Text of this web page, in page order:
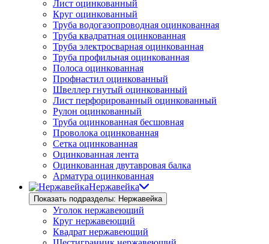
Лист оцинкованный
Круг оцинкованный
Труба водогазопроводная оцинкованная
Труба квадратная оцинкованная
Труба электросварная оцинкованная
Труба профильная оцинкованная
Полоса оцинкованная
Профнастил оцинкованный
Швеллер гнутый оцинкованный
Лист перфорированный оцинкованный
Рулон оцинкованный
Труба оцинкованная бесшовная
Проволока оцинкованная
Сетка оцинкованная
Оцинкованная лента
Оцинкованная двутавровая балка
Арматура оцинкованная
Нержавейка
Показать подразделы: Нержавейка
Уголок нержавеющий
Круг нержавеющий
Квадрат нержавеющий